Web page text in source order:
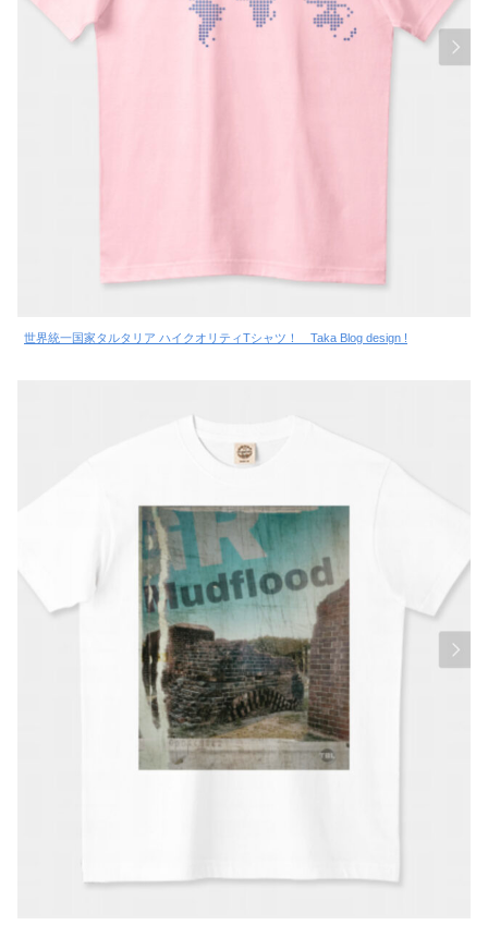
世界統一国家タルタリア ハイクオリティTシャツ！ Taka Blog design !